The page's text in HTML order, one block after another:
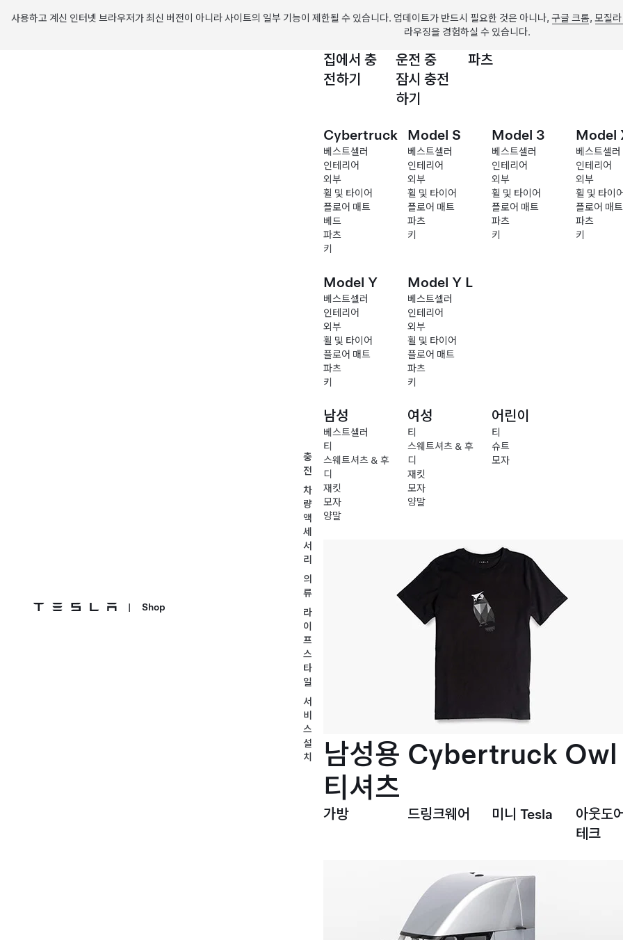
사용하고 계신 인터넷 브라우저가 최신 버전이 아니라 사이트의 일부 기능이 제한될 수 있습니다. 업데이트가 반드시 필요한 것은 아니나, 구글 크롬, 모질
라우징을 경험하실 수 있습니다.
| Shop
충
전
차
량
액
세
서
리
의
류
라
이
프
스
타
일
서
비
스
설
치
집에서 충
전하기
운전 중
잠시 충전
하기
파츠
Cybertruck
베스트셀러
인테리어
외부
휠 및 타이어
플로어 매트
베드
파츠
키
Model S
베스트셀러
인테리어
외부
휠 및 타이어
플로어 매트
파츠
키
Model 3
베스트셀러
인테리어
외부
휠 및 타이어
플로어 매트
파츠
키
Model
베스트셀러
인테리어
외부
휠 및 타이
플로어 매트
파츠
키
Model Y
베스트셀러
인테리어
외부
휠 및 타이어
플로어 매트
파츠
키
Model Y L
베스트셀러
인테리어
외부
휠 및 타이어
플로어 매트
파츠
키
남성
베스트셀러
티
스웨트셔츠 & 후
디
재킷
모자
양말
여성
티
스웨트셔츠 & 후
디
재킷
모자
양말
어린이
티
슈트
모자
남성용 Cybertruck Owl
티셔츠
가방 드링크웨어 미니 Tesla
아웃도
테크